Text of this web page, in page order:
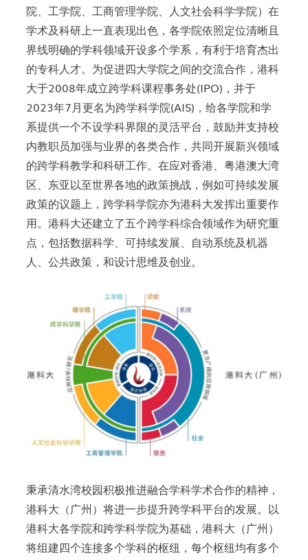
院、工学院、工商管理学院、人文社会科学学院）在
学术及科研上一直表现出色，各学院依照定位清晰且
界线明确的学科领域开设多个学系，有利于培育杰出
的专科人才。为促进四大学院之间的交流合作，港科
大于2008年成立跨学科课程事务处(IPO)，并于
2023年7月更名为跨学科学院(AIS)，给各学院和学
系提供一个不设学科界限的灵活平台，鼓励并支持校
内教职员加强与业界的各类合作，共同开展新兴领域
的跨学科教学和科研工作。在应对香港、粤港澳大湾
区、东亚以至世界各地的政策挑战，例如可持续发展
政策的议题上，跨学科学院亦为港科大发挥出重要作
用。港科大还建立了五个跨学科综合领域作为研究重
点，包括数据科学、可持续发展、自动系统及机器
人、公共政策，和设计思维及创业。
秉承清水湾校园积极推进融合学科学术合作的精神，
港科大（广州）将进一步提升跨学科平台的发展。以
港科大各学院和跨学科学院为基础，港科大（广州）
将组建四个连接多个学科的枢纽，每个枢纽均有多个